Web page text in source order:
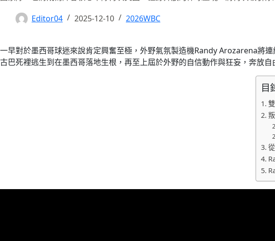
Editor04
2025-12-10 2026WBC
一早對於墨西哥球迷來說肯定興奮至極，外野氣氛製造機Randy Arozarena將
古巴死裡逃生到在墨西哥落地生根，再至上屆於外野的自信動作與狂妄，奔放自
目